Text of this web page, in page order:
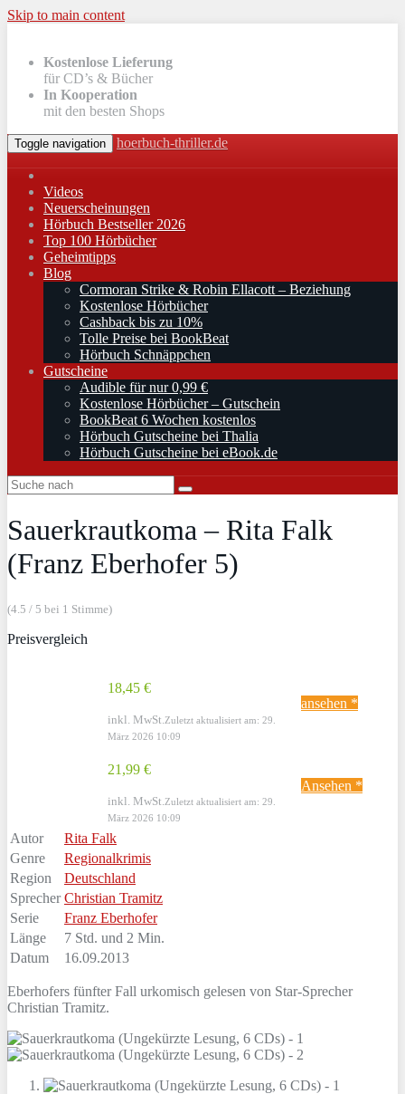
Skip to main content
Kostenlose Lieferung
für CD’s & Bücher
In Kooperation
mit den besten Shops
Toggle navigation hoerbuch-thriller.de
Videos
Neuerscheinungen
Hörbuch Bestseller 2026
Top 100 Hörbücher
Geheimtipps
Blog
Cormoran Strike & Robin Ellacott – Beziehung
Kostenlose Hörbücher
Cashback bis zu 10%
Tolle Preise bei BookBeat
Hörbuch Schnäppchen
Gutscheine
Audible für nur 0,99 €
Kostenlose Hörbücher – Gutschein
BookBeat 6 Wochen kostenlos
Hörbuch Gutscheine bei Thalia
Hörbuch Gutscheine bei eBook.de
Sauerkrautkoma – Rita Falk
(Franz Eberhofer 5)
(4.5 / 5 bei 1 Stimme)
Preisvergleich
18,45 €
inkl. MwSt. Zuletzt aktualisiert am: 29.
März 2026 10:09
ansehen *
21,99 €
inkl. MwSt. Zuletzt aktualisiert am: 29.
März 2026 10:09
Ansehen *
Autor
Rita Falk
Genre
Regionalkrimis
Region
Deutschland
Sprecher Christian Tramitz
Serie
Franz Eberhofer
Länge
7 Std. und 2 Min.
Datum
16.09.2013
Eberhofers fünfter Fall urkomisch gelesen von Star-Sprecher
Christian Tramitz.